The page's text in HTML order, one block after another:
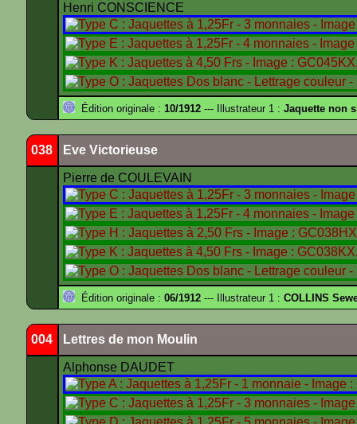
Henri CONSCIENCE
Édition originale : 10/1912 --- Illustrateur 1 : Jaquette non
038 Eve Victorieuse
Pierre de COULEVAIN
Édition originale : 06/1912 --- Illustrateur 1 : COLLINS
004 Lettres de mon Moulin
Alphonse DAUDET